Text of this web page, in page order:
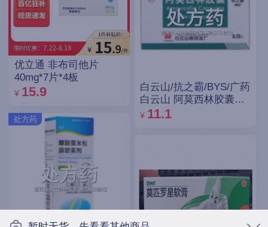
优立通 非布司他片
40mg*7片*4板
¥ 15.9
处方药
白云山/抗之霸/BYS/广药
白云山 阿莫西林胶囊
0.25g*10粒*5板
¥ 11.1